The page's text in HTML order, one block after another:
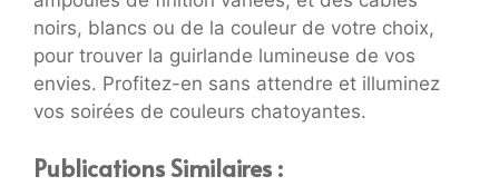
noirs, blancs ou de la couleur de votre choix,
pour trouver la guirlande lumineuse de vos
envies. Profitez-en sans attendre et illuminez
vos soirées de couleurs chatoyantes.
Publications Similaires :